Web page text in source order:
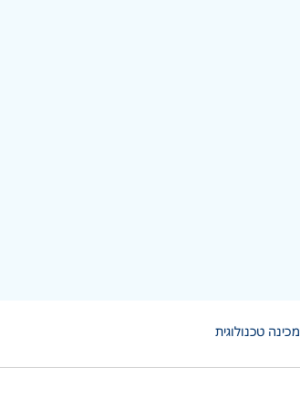
מכינה טכנולוגית